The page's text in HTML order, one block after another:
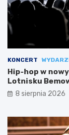
KONCERT
Hip-hop w
Lotnisku
8 sierpnia 2026